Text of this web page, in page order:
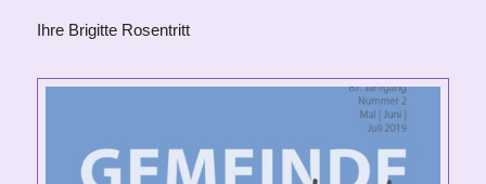
Ihre Brigitte Rosentritt